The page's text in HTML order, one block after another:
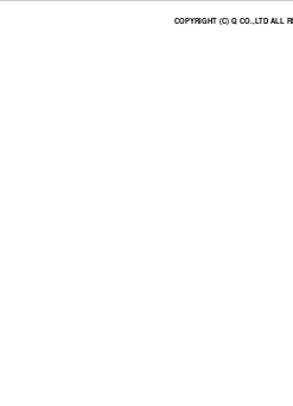
COPYRIGHT (C) Q CO.,LTD ALL